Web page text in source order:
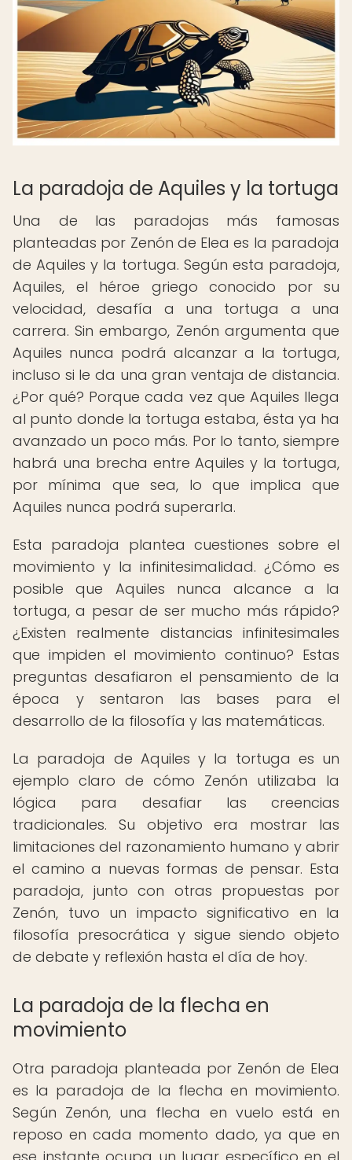
La paradoja de Aquiles y la tortuga
Una de las paradojas más famosas
planteadas por Zenón de Elea es la paradoja
de Aquiles y la tortuga. Según esta paradoja,
Aquiles, el héroe griego conocido por su
velocidad, desafía a una tortuga a una
carrera. Sin embargo, Zenón argumenta que
Aquiles nunca podrá alcanzar a la tortuga,
incluso si le da una gran ventaja de distancia.
¿Por qué? Porque cada vez que Aquiles llega
al punto donde la tortuga estaba, ésta ya ha
avanzado un poco más. Por lo tanto, siempre
habrá una brecha entre Aquiles y la tortuga,
por mínima que sea, lo que implica que
Aquiles nunca podrá superarla.
Esta paradoja plantea cuestiones sobre el
movimiento y la infinitesimalidad. ¿Cómo es
posible que Aquiles nunca alcance a la
tortuga, a pesar de ser mucho más rápido?
¿Existen realmente distancias infinitesimales
que impiden el movimiento continuo? Estas
preguntas desafiaron el pensamiento de la
época y sentaron las bases para el
desarrollo de la filosofía y las matemáticas.
La paradoja de Aquiles y la tortuga es un
ejemplo claro de cómo Zenón utilizaba la
lógica para desafiar las creencias
tradicionales. Su objetivo era mostrar las
limitaciones del razonamiento humano y abrir
el camino a nuevas formas de pensar. Esta
paradoja, junto con otras propuestas por
Zenón, tuvo un impacto significativo en la
filosofía presocrática y sigue siendo objeto
de debate y reflexión hasta el día de hoy.
La paradoja de la flecha en
movimiento
Otra paradoja planteada por Zenón de Elea
es la paradoja de la flecha en movimiento.
Según Zenón, una flecha en vuelo está en
reposo en cada momento dado, ya que en